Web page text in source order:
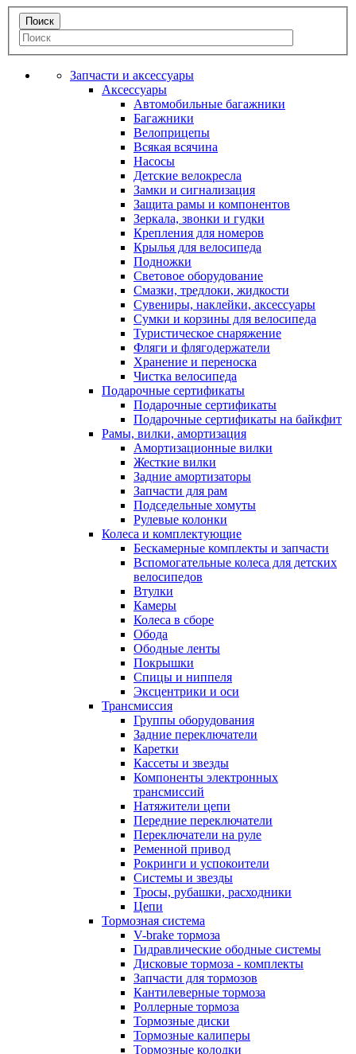
Запчасти и аксессуары
Аксессуары
Автомобильные багажники
Багажники
Велоприцепы
Всякая всячина
Насосы
Детские велокресла
Замки и сигнализация
Защита рамы и компонентов
Зеркала, звонки и гудки
Крепления для номеров
Крылья для велосипеда
Подножки
Световое оборудование
Смазки, тредлоки, жидкости
Сувениры, наклейки, аксессуары
Сумки и корзины для велосипеда
Туристическое снаряжение
Фляги и флягодержатели
Хранение и переноска
Чистка велосипеда
Подарочные сертификаты
Подарочные сертификаты
Подарочные сертификаты на байкфит
Рамы, вилки, амортизация
Амортизационные вилки
Жесткие вилки
Задние амортизаторы
Запчасти для рам
Подседельные хомуты
Рулевые колонки
Колеса и комплектующие
Бескамерные комплекты и запчасти
Вспомогательные колеса для детских
велосипедов
Втулки
Камеры
Колеса в сборе
Обода
Ободные ленты
Покрышки
Спицы и ниппеля
Эксцентрики и оси
Трансмиссия
Группы оборудования
Задние переключатели
Каретки
Кассеты и звезды
Компоненты электронных
трансмиссий
Натяжители цепи
Передние переключатели
Переключатели на руле
Ременной привод
Рокринги и успокоители
Системы и звезды
Тросы, рубашки, расходники
Цепи
Тормозная система
V-brake тормоза
Гидравлические ободные системы
Дисковые тормоза - комплекты
Запчасти для тормозов
Кантилеверные тормоза
Роллерные тормоза
Тормозные диски
Тормозные калиперы
Тормозные колодки